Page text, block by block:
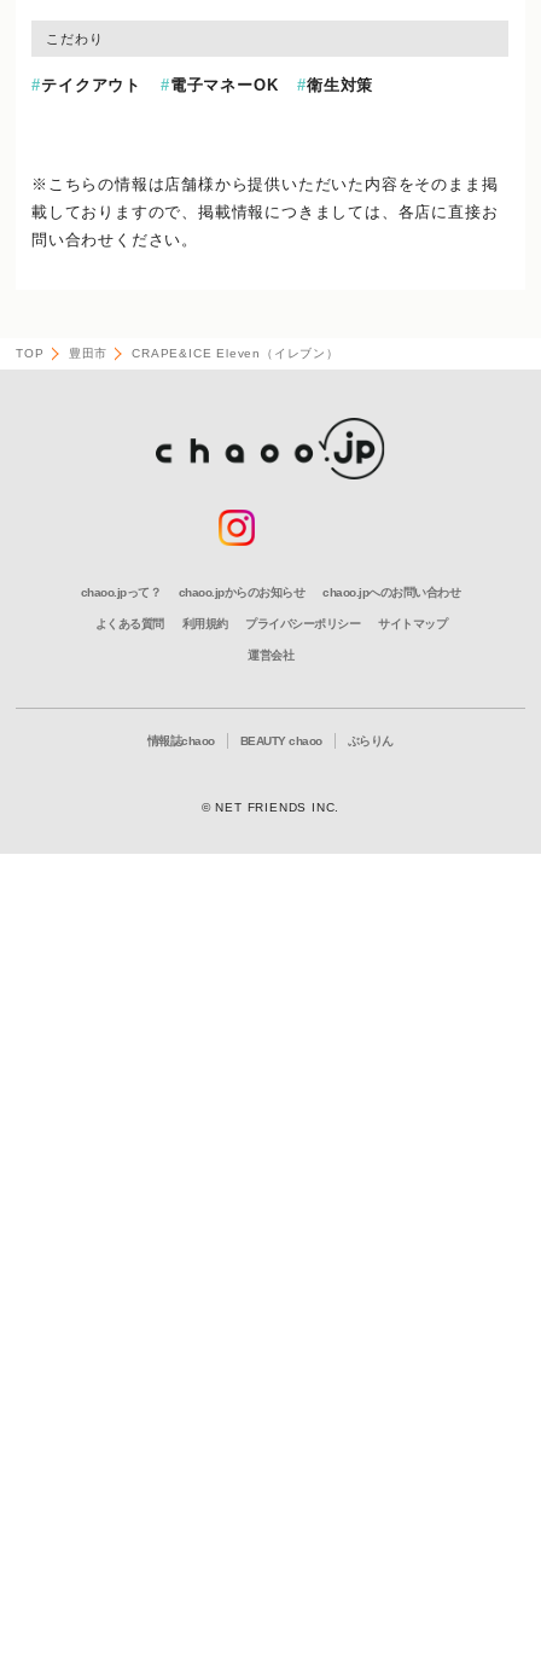
こだわり
テイクアウト 電子マネーOK 衛生対策
※こちらの情報は店舗様から提供いただいた内容をそのまま掲
載しておりますので、掲載情報につきましては、各店に直接お
問い合わせください。
TOP 豊田市 CRAPE&ICE Eleven（イレブン）
chaoo.jpって？ chaoo.jpからのお知らせ chaoo.jpへのお問い合わせ
よくある質問 利用規約 プライバシーポリシー サイトマップ
運営会社
情報誌chaoo BEAUTY chaoo ぶらりん
© NET FRIENDS INC.